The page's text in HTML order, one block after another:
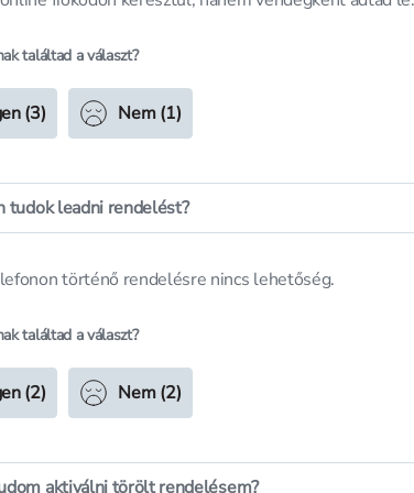
találtad a választ?
(3) Nem (1)
tudok leadni rendelést?
történő rendelésre nincs lehetőség.
találtad a választ?
(2) Nem (2)
aktiválni törölt rendelésem?